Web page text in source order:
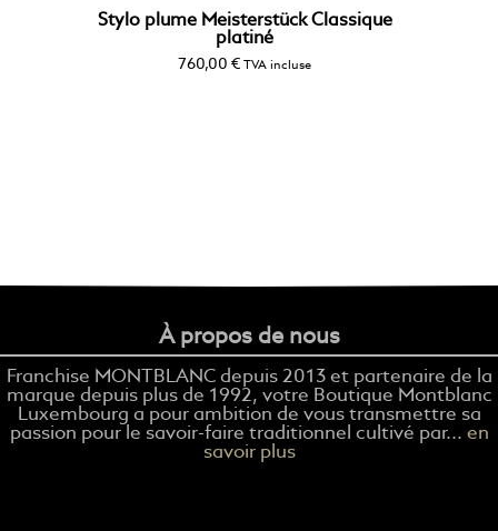
Stylo plume Meisterstück Classique
platiné
760,00 € TVA incluse
À propos de nous
Franchise MONTBLANC depuis 2013 et partenaire de la
marque depuis plus de 1992, votre Boutique Montblanc
Luxembourg a pour ambition de vous transmettre sa
passion pour le savoir-faire traditionnel cultivé par... en
savoir plus